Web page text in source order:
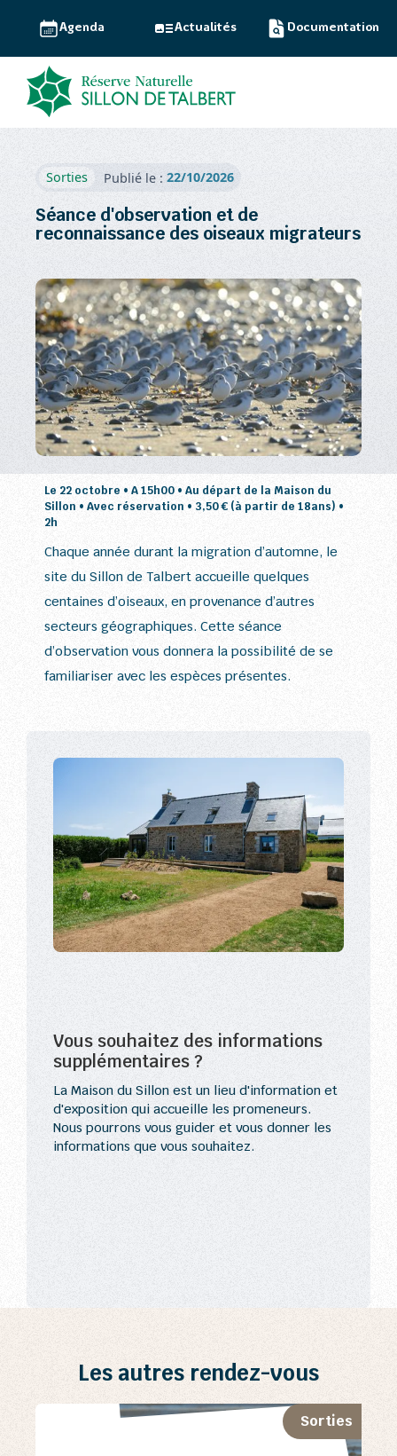
Agenda Actualités Documentation
Sorties Publié le : 22/10/2026
Séance d'observation et de
reconnaissance des oiseaux migrateurs
Le 22 octobre • A 15h00 • Au départ de la Maison du
Sillon • Avec réservation • 3,50 € (à partir de 18ans) •
2h
Chaque année durant la migration d’automne, le
site du Sillon de Talbert accueille quelques
centaines d’oiseaux, en provenance d’autres
secteurs géographiques. Cette séance
d’observation vous donnera la possibilité de se
familiariser avec les espèces présentes.
Vous souhaitez des informations
supplémentaires ?
La Maison du Sillon est un lieu d'information et
d'exposition qui accueille les promeneurs.
Nous pourrons vous guider et vous donner les
informations que vous souhaitez.
Les autres rendez-vous
Sorties